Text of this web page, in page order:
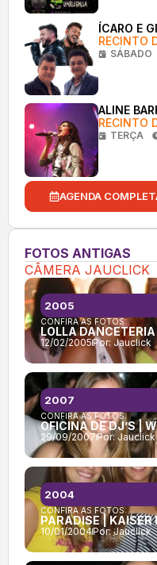
ÍCARO E
RECINTO
SÁBADO
ALINE
RECINTO
TERÇA
AGENDA
FOTOS ANTIGAS
CÂMERA JAUCLICK
CONFIRA AS FOTOS:
LOLLA
12/02/2005Por:Jauclick
2005
CONFIRA AS FOTOS:
OFICINA DE DJ’S |
29/09/2007Por:Jauclick
2007
CONFIRA AS FOTOS:
PARADISE | KAISER
10/01/2004Por:Jauclick
2004